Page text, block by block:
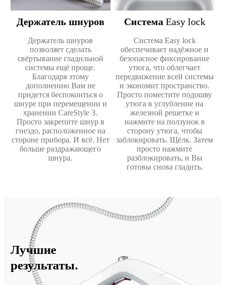
Держатель шнуров
Держатель шнуров
позволяет сделать
свёртывание гладильной
системы ещё проще.
Благодаря этому
дополнению Вам не
придется беспокоиться о
шнуре при перемещении и
хранении CareStyle 3.
Просто закрепите шнур в
гнездо, расположенное на
стороне прибора. И всё. Нет
больше раздражающего
шнура.
Система Easy lock
Система Easy lock
обеспечивает надёжное и
безопасное фиксирование
утюга, что облегчает
передвижение всей системы
и экономит пространство.
Просто поместите подошву
утюга в углубление на
железной решетке и
нажмите на ползунок в
сторону утюга, чтобы
заблокировать. Щёлк. Затем
просто нажмите
разблокировать, и Вы
готовы снова гладить.
Лучшие
результаты.